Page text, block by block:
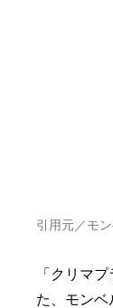
引用元／モン
「クリマ
た、モンベ